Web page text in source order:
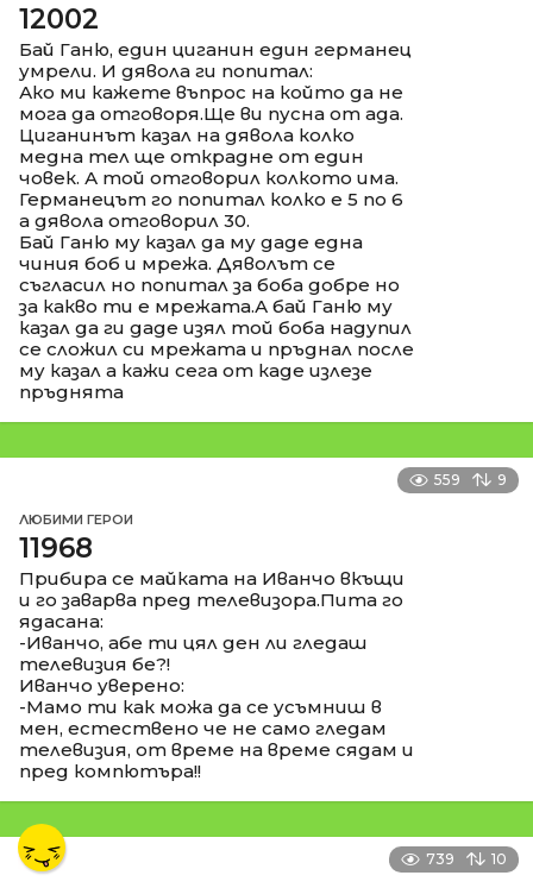
12002
Бай Ганю, един циганин един германец
умрели. И дявола ги попитал:
Ако ми кажете въпрос на който да не
мога да отговоря.Ще ви пусна от ада.
Циганинът казал на дявола колко
медна тел ще открадне от един
човек. А той отговорил колкото има.
Германецът го попитал колко е 5 по 6
а дявола отговорил 30.
Бай Ганю му казал да му даде една
чиния боб и мрежа. Дяволът се
съгласил но попитал за боба добре но
за какво ти е мрежата.А бай Ганю му
казал да ги даде изял той боба надупил
се сложил си мрежата и пръднал после
му казал а кажи сега от каде излезе
пръднята
559 9
ЛЮБИМИ ГЕРОИ
11968
Прибира се майката на Иванчо вкъщи
и го заварва пред телевизора.Пита го
ядасана:
-Иванчо, абе ти цял ден ли гледаш
телевизия бе?!
Иванчо уверено:
-Мамо ти как можа да се усъмниш в
мен, естествено че не само гледам
телевизия, от време на време сядам и
пред компютъра!!
739 10